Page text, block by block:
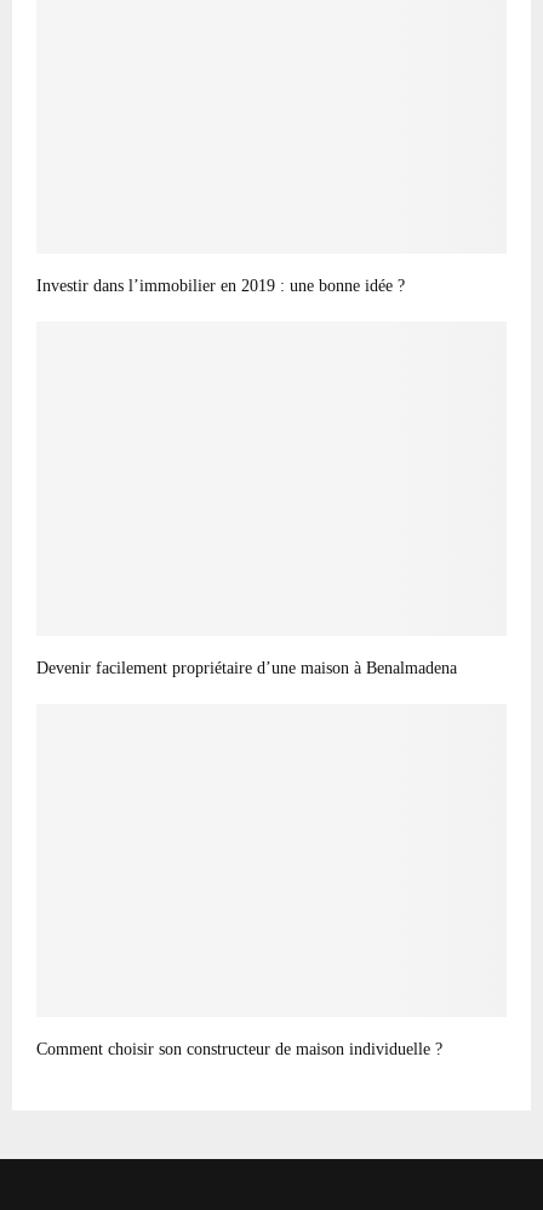
Investir dans l’immobilier en 2019 : une bonne idée ?
Devenir facilement propriétaire d’une maison à Benalmadena
Comment choisir son constructeur de maison individuelle ?